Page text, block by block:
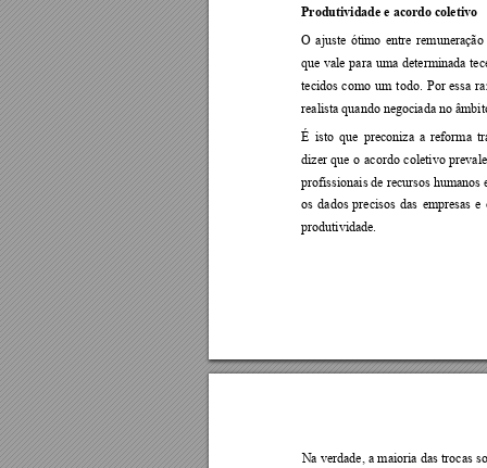
Produtividade e acordo coletivo
O ajuste ótimo entre remuneração
que vale para uma determinada
tecidos como um todo. Por essa
realista quando negociada no
É isto que preconiza a reforma
dizer que o acordo coletivo
profissionais de recursos
os dados precisos das empresas e
produtividade.
Na verdade, a maioria das trocas